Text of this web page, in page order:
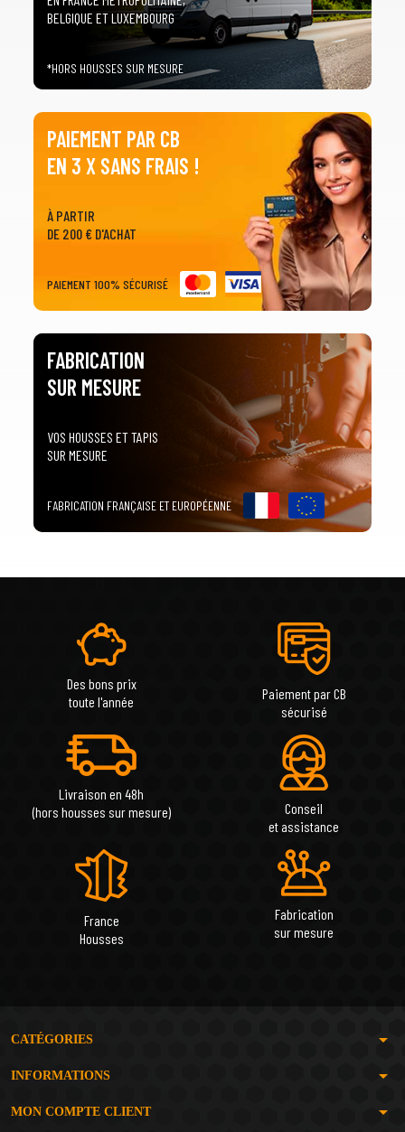
BELGIQUE ET LUXEMBOURG
*HORS HOUSSES SUR MESURE
PAIEMENT PAR CB
EN 3 X SANS FRAIS !
À PARTIR
DE 200 € D'ACHAT
PAIEMENT 100% SÉCURISÉ
FABRICATION
SUR MESURE
VOS HOUSSES ET TAPIS
SUR MESURE
FABRICATION FRANÇAISE ET EUROPÉENNE
Des bons prix
toute l'année
Paiement par CB
sécurisé
Livraison en 48h
(hors housses sur mesure)
Conseil
et assistance
France
Housses
Fabrication
sur mesure
CATÉGORIES arrow_drop_down
INFORMATIONS arrow_drop_down
MON COMPTE CLIENT arrow_drop_down